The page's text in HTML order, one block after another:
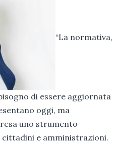
“La normativa,
di essere aggiornata
oggi, ma
uno strumento
e amministrazioni.